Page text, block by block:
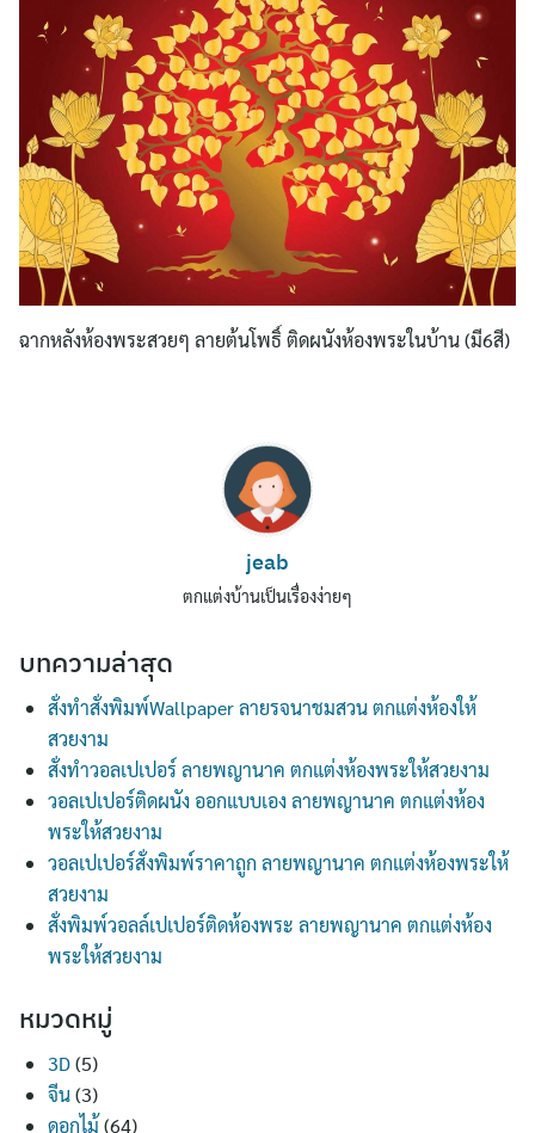
ฉากหลังห้องพระสวยๆ ลายต้นโพธิ์ ติดผนังห้องพระในบ้าน (มี6สี)
jeab
ตกแต่งบ้านเป็นเรื่องง่ายๆ
บทความล่าสุด
สั่งทำสั่งพิมพ์Wallpaper ลายรจนาชมสวน ตกแต่งห้องให้
สวยงาม
สั่งทำวอลเปเปอร์ ลายพญานาค ตกแต่งห้องพระให้สวยงาม
วอลเปเปอร์ติดผนัง ออกแบบเอง ลายพญานาค ตกแต่งห้อง
พระให้สวยงาม
วอลเปเปอร์สั่งพิมพ์ราคาถูก ลายพญานาค ตกแต่งห้องพระให้
สวยงาม
สั่งพิมพ์วอลล์เปเปอร์ติดห้องพระ ลายพญานาค ตกแต่งห้อง
พระให้สวยงาม
หมวดหมู่
3D(5)
จีน(3)
ดอกไม้ (64)